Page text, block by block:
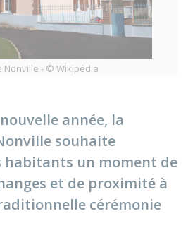
Nonville - © Wikipédia
année, la
souhaite
habitants un moment de
et de proximité à
cérémonie